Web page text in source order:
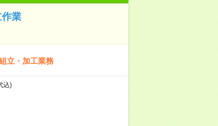
業
立・加工業務
込)